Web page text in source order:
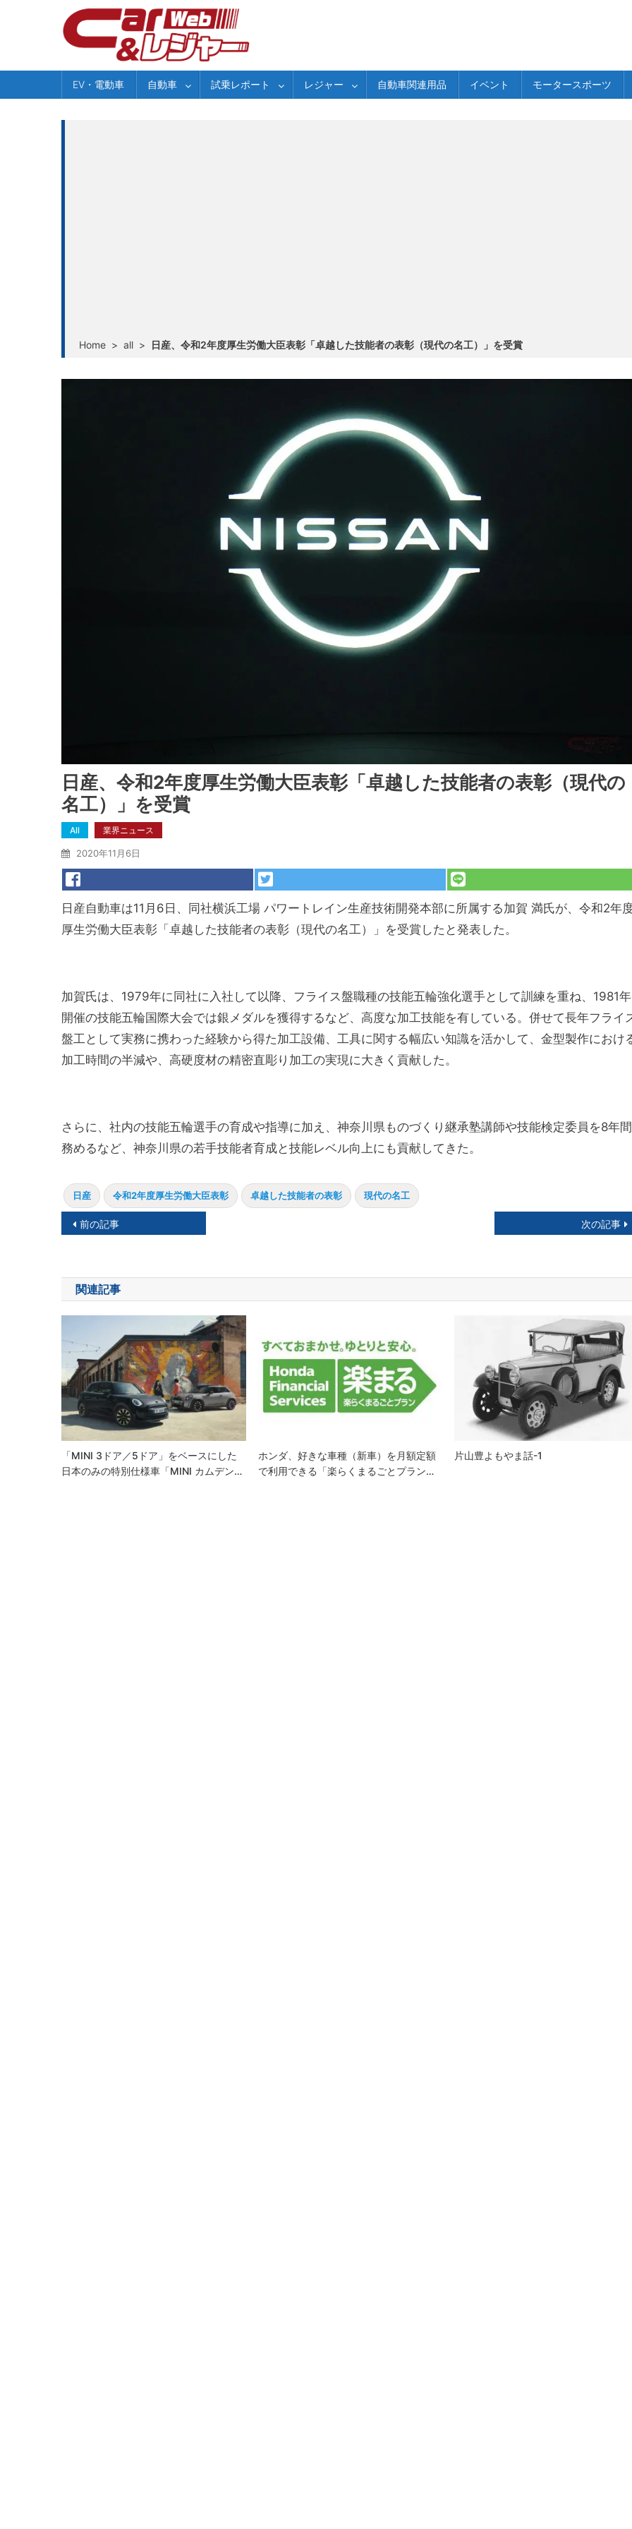
EV・電動車 自動車 試乗レポート レジャー 自動車関連用品 イベント モータースポーツ
Home > all > 日産、令和2年度厚生労働大臣表彰「卓越した技能者の表彰（現代の名工）」を受賞
日産、令和2年度厚生労働大臣表彰「卓越した技能者の表彰（現代の
名工）」を受賞
All 業界ニュース
2020年11月6日
日産自動車は11月6日、同社横浜工場 パワートレイン生産技術開発本部に所属する加賀 満氏が、令和2年
厚生労働大臣表彰「卓越した技能者の表彰（現代の名工）」を受賞したと発表した。
加賀氏は、1979年に同社に入社して以降、フライス盤職種の技能五輪強化選手として訓練を重ね、1981年
開催の技能五輪国際大会では銀メダルを獲得するなど、高度な加工技能を有している。併せて長年フライ
盤工として実務に携わった経験から得た加工設備、工具に関する幅広い知識を活かして、金型製作におけ
加工時間の半減や、高硬度材の精密直彫り加工の実現に大きく貢献した。
さらに、社内の技能五輪選手の育成や指導に加え、神奈川県ものづくり継承塾講師や技能検定委員を8年間
務めるなど、神奈川県の若手技能者育成と技能レベル向上にも貢献してきた。
日産 令和2年度厚生労働大臣表彰 卓越した技能者の表彰 現代の名工
投
ナ
ビ
ー
シ
ョ
ン
前の記事 次の記事
関連記事
「MINI 3ドア／5ドア」をベースにした
日本のみの特別仕様車「MINI カムデン…
ホンダ、好きな車種（新車）を月額定額
で利用できる「楽らくまるごとプラン…
片山豊よもやま話-1